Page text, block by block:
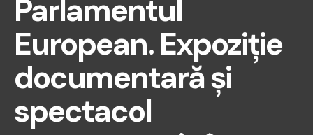
Parlamentul
European. Expoziție
documentară și
spectacol